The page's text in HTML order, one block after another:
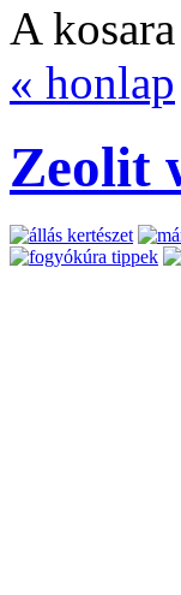
A
« honlap
Zeolit